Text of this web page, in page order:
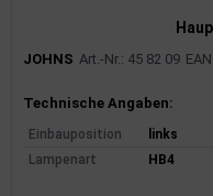
JOHNS Art.-Nr.: 45 82 09
Technische Angaben:
Einbauposition links
Lampenart
HB4